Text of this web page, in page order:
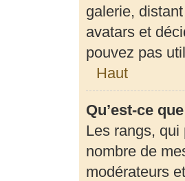
galerie,
avatars et
pouvez pas
Haut
Qu’est-ce
Les rangs, qui
nombre de
modérateurs